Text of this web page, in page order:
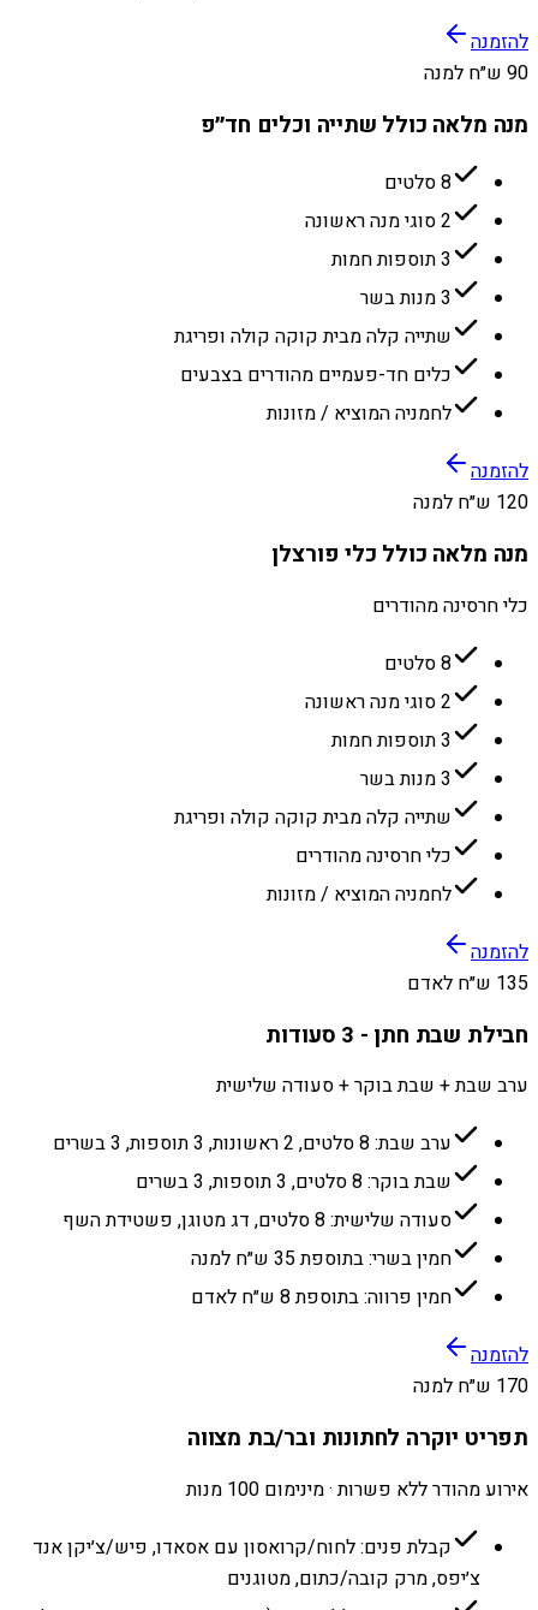
להזמנה
90 ש״ח למנה
מנה מלאה כולל שתייה וכלים חד״פ
8 סלטים
2 סוגי מנה ראשונה
3 תוספות חמות
3 מנות בשר
שתייה קלה מבית קוקה קולה ופריגת
כלים חד-פעמיים מהודרים בצבעים
לחמניה המוציא / מזונות
להזמנה
120 ש״ח למנה
מנה מלאה כולל כלי פורצלן
כלי חרסינה מהודרים
8 סלטים
2 סוגי מנה ראשונה
3 תוספות חמות
3 מנות בשר
שתייה קלה מבית קוקה קולה ופריגת
כלי חרסינה מהודרים
לחמניה המוציא / מזונות
להזמנה
135 ש״ח לאדם
חבילת שבת חתן - 3 סעודות
ערב שבת + שבת בוקר + סעודה שלישית
ערב שבת: 8 סלטים, 2 ראשונות, 3 תוספות, 3 בשרים
שבת בוקר: 8 סלטים, 3 תוספות, 3 בשרים
סעודה שלישית: 8 סלטים, דג מטוגן, פשטידת השף
חמין בשרי: בתוספת 35 ש״ח למנה
חמין פרווה: בתוספת 8 ש״ח לאדם
להזמנה
170 ש״ח למנה
תפריט יוקרה לחתונות ובר/בת מצווה
אירוע מהודר ללא פשרות · מינימום 100 מנות
קבלת פנים: לחוח/קרואסון עם אסאדו, פיש/צ׳יקן אנד
צ׳יפס, מרק קובה/כתום, מטוגנים